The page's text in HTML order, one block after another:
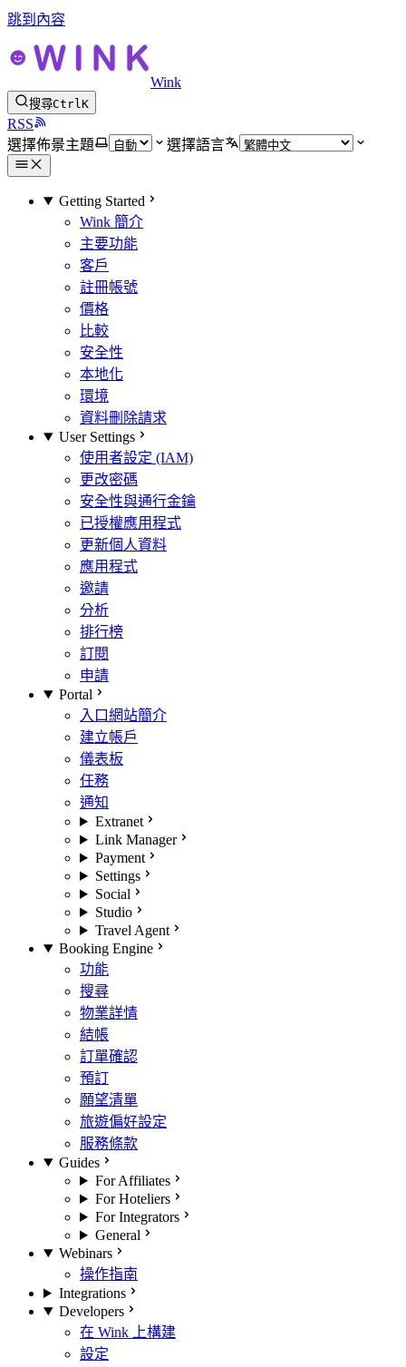
跳到內容
Wink
搜尋CtrlK
RSS
選擇佈景主題
選擇語言
Getting Started
Wink 簡介
主要功能
客戶
註冊帳號
價格
比較
安全性
本地化
環境
資料刪除請求
User Settings
使用者設定 (IAM)
更改密碼
安全性與通行金鑰
已授權應用程式
更新個人資料
應用程式
邀請
分析
排行榜
訂閱
申請
Portal
入口網站簡介
建立帳戶
儀表板
任務
通知
Extranet
Link Manager
Payment
Settings
Social
Studio
Travel Agent
Booking Engine
功能
搜尋
物業詳情
結帳
訂單確認
預訂
願望清單
旅遊偏好設定
服務條款
Guides
For Affiliates
For Hoteliers
For Integrators
General
Webinars
操作指南
Integrations
Developers
在 Wink 上構建
設定